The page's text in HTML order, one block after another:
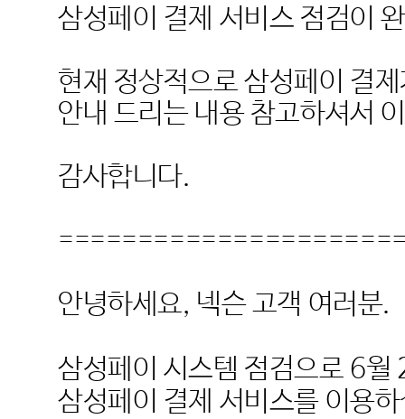
삼성페이 결제 서비스 점검이
현재 정상적으로 삼성페이 결
안내 드리는 내용 참고하셔서
감사합니다.
안녕하세요, 넥슨 고객 여러분.
삼성페이 시스템 점검으로 6월
삼성페이 결제 서비스를 이용